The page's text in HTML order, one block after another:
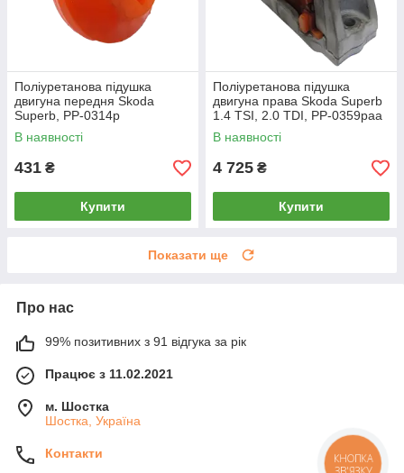
Поліуретанова підушка
двигуна передня Skoda
Superb, PP-0314p
В наявності
431 ₴
Купити
Поліуретанова підушка
двигуна права Skoda Superb
1.4 TSI, 2.0 TDI, PP-0359paa
В наявності
4 725 ₴
Купити
Показати ще
Про нас
99% позитивних з 91 відгука за рік
Працює з 11.02.2021
м. Шостка
Шостка, Україна
Контакти
КНОПКА